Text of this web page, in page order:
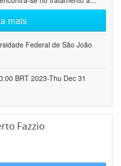
mais
Federal de São João
BRT 2023-Thu Dec 31
Fazzio